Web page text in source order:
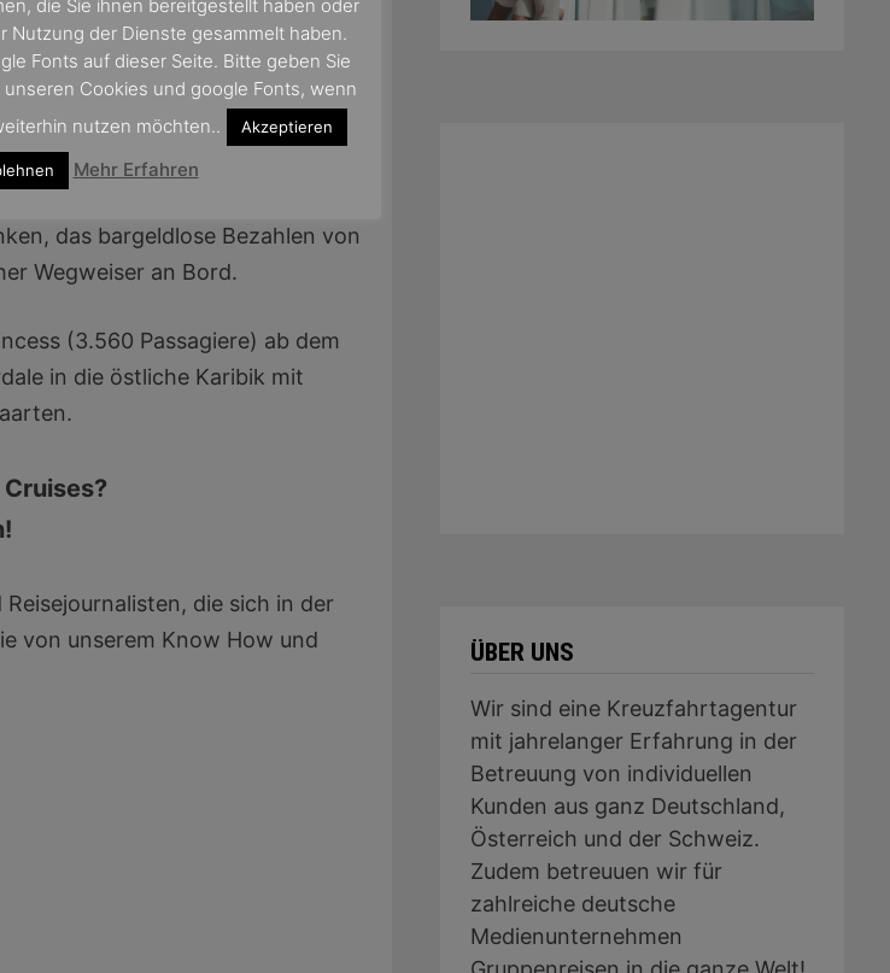
der Kreuzfahrt auf ihr Princess-
Schiff. Neben zügigem Boarding
zur Kabine sowie die
das auch die Kabinen
das bargeldlose Bezahlen von
Wegweiser an Bord.
(3.560 Passagiere) ab dem
in die östliche Karibik mit
die sich in der
von unserem Know How und
ÜBER UNS
Wir sind eine Kreuzfahrtagentur
mit jahrelanger Erfahrung in der
Betreuung von individuellen
Kunden aus ganz Deutschland,
Österreich und der Schweiz.
Zudem betreuuen wir für
zahlreiche deutsche
Medienunternehmen
die Sie ihnen bereitgestellt haben oder
Nutzung der Dienste gesammelt haben.
Fonts auf dieser Seite. Bitte geben Sie
Cookies und google Fonts, wenn
nutzen möchten..
Akzeptieren
Mehr Erfahren